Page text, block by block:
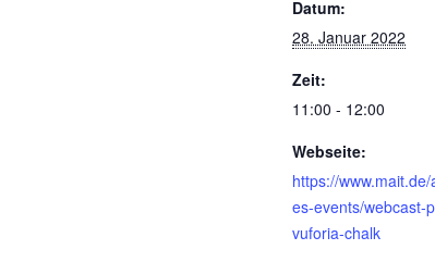
Datum:
28. Januar 2022
Zeit:
11:00 - 12:00
Webseite:
https://www.mait.de/
es-events/webcast-
vuforia-chalk